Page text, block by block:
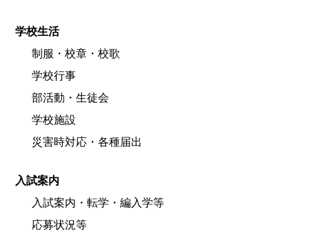
学校生活
制服・校章・校歌
学校行事
部活動・生徒会
学校施設
災害時対応・各種届出
入試案内
入試案内・転学・編入学等
応募状況等